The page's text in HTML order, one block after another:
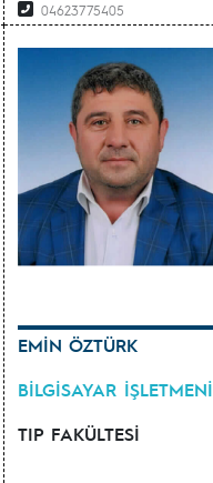
04623775405
EMİN ÖZTÜRK
BİLGİSAYAR İŞLETMENİ
TIP FAKÜLTESİ